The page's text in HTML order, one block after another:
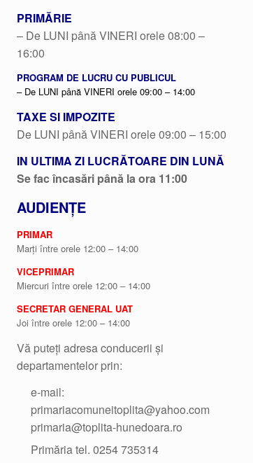
PRIMĂRIE
– De LUNI până VINERI orele 08:00 –
16:00
PROGRAM DE LUCRU CU PUBLICUL
– De LUNI până VINERI orele 09:00 – 14:00
TAXE SI IMPOZITE
De LUNI până VINERI orele 09:00 – 15:00
IN ULTIMA ZI LUCRĂTOARE DIN LUNĂ
Se fac încasări până la ora 11:00
AUDIENȚE
PRIMAR
Marți între orele 12:00 – 14:00
VICEPRIMAR
Miercuri între orele 12:00 – 14:00
SECRETAR GENERAL UAT
Joi între orele 12:00 – 14:00
Vă puteți adresa conducerii și
departamentelor prin:
e-mail:
primariacomuneitoplita@yahoo.com
primaria@toplita-hunedoara.ro
Primăria tel. 0254 735314